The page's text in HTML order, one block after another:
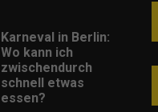
Karneval in Berlin:
Wo kann ich
zwischendurch
schnell etwas
essen?